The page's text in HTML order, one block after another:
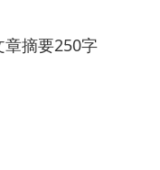
摘要250字